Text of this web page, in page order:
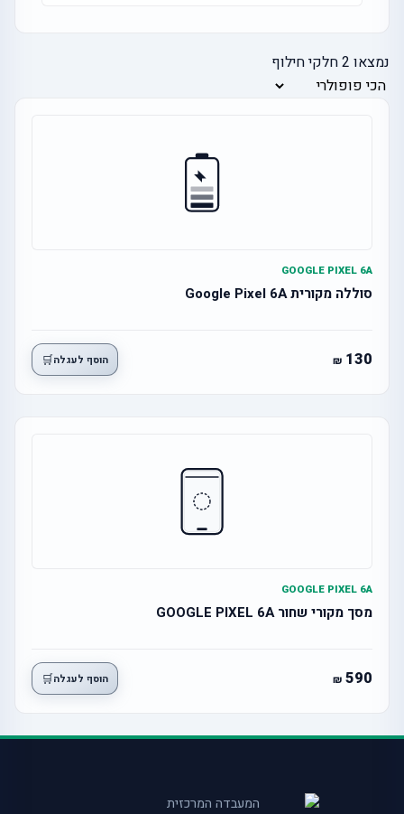
נמצאו 2חלקי חילוף
GOOGLE PIXEL 6A
סוללה מקורית Google Pixel 6A
130 הוסף לעגלה🛒
GOOGLE PIXEL 6A
מסך מקורי שחור GOOGLE PIXEL 6A
590 הוסף לעגלה🛒